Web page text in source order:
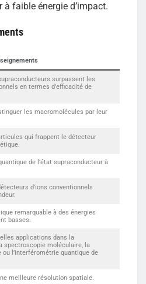
à faible énergie d’impact.
surpassent les
en termes d’efficacité de
les macromolécules par leur
qui frappent le détecteur
de l’état supraconducteur à
d’ions conventionnels
remarquable à des énergies
basses.
applications dans la
spectroscopie moléculaire, la
l’interférométrie quantique de
meilleure résolution spatiale.